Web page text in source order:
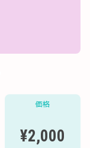
価格
¥2,000